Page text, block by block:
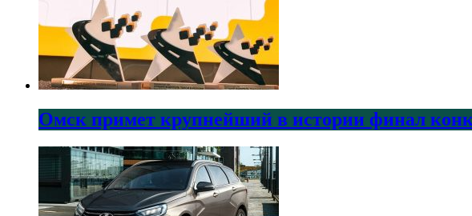
Омск примет крупнейший в истории финал